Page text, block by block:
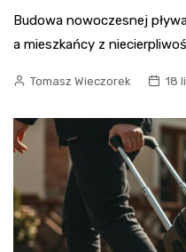
Budowa nowoczesnej
a mieszkańcy z
Tomasz Wieczorek 18